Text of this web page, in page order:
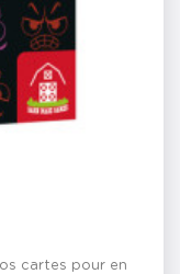
cartes pour en